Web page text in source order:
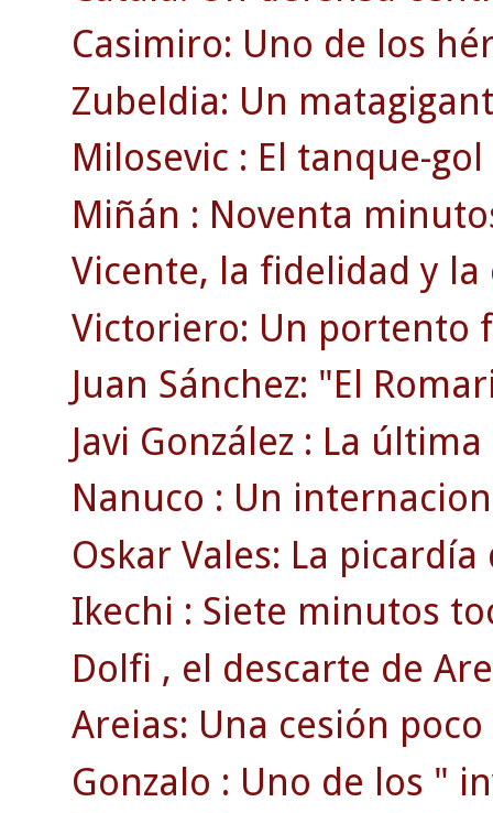
Casimiro: Uno de los
Zubeldia: Un
Milosevic : El tanque-
Miñán : Noventa
Vicente, la fidelidad y
Victoriero: Un portento
Juan Sánchez: "El
Javi González : La
Nanuco : Un
Oskar Vales: La picardía
Ikechi : Siete minutos
Dolfi , el descarte de
Areias: Una cesión
Gonzalo : Uno de los "